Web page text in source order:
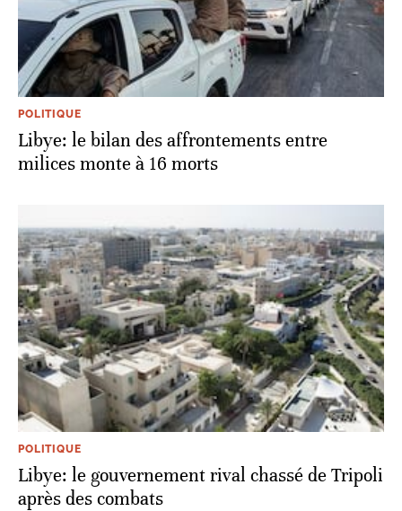
POLITIQUE
Libye: le bilan des affrontements entre
milices monte à 16 morts
POLITIQUE
Libye: le gouvernement rival chassé de Tripoli
après des combats